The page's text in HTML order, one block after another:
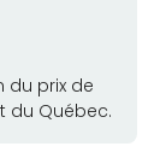
du prix de
du Québec.